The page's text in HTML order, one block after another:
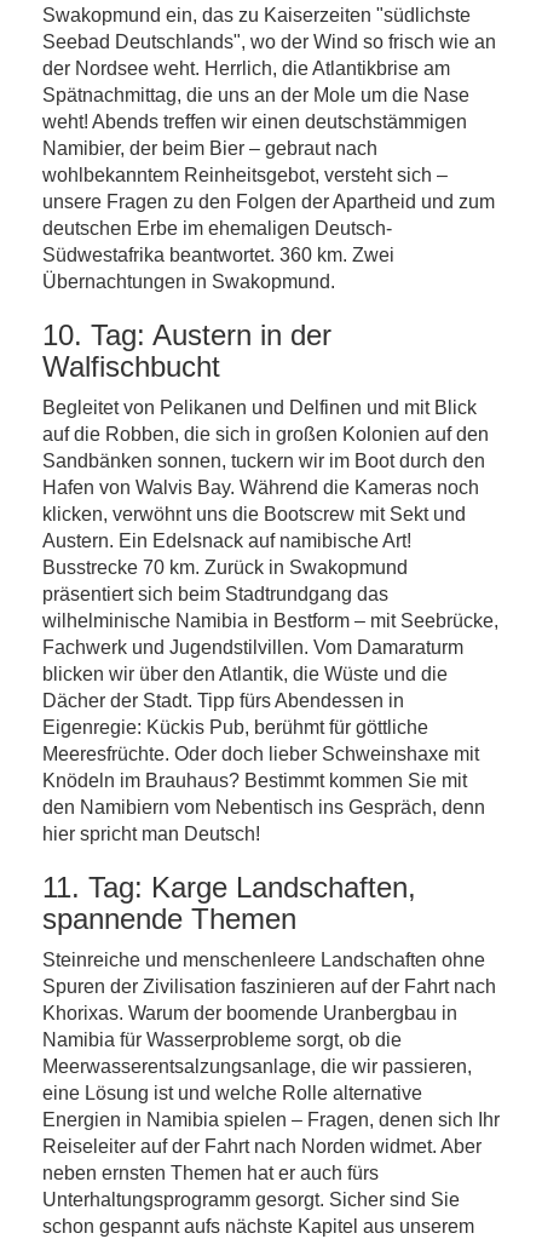
Swakopmund ein, das zu Kaiserzeiten "südlichste
Seebad Deutschlands", wo der Wind so frisch wie an
der Nordsee weht. Herrlich, die Atlantikbrise am
Spätnachmittag, die uns an der Mole um die Nase
weht! Abends treffen wir einen deutschstämmigen
Namibier, der beim Bier – gebraut nach
wohlbekanntem Reinheitsgebot, versteht sich –
unsere Fragen zu den Folgen der Apartheid und zum
deutschen Erbe im ehemaligen Deutsch-
Südwestafrika beantwortet. 360 km. Zwei
Übernachtungen in Swakopmund.
10. Tag: Austern in der
Walfischbucht
Begleitet von Pelikanen und Delfinen und mit Blick
auf die Robben, die sich in großen Kolonien auf den
Sandbänken sonnen, tuckern wir im Boot durch den
Hafen von Walvis Bay. Während die Kameras noch
klicken, verwöhnt uns die Bootscrew mit Sekt und
Austern. Ein Edelsnack auf namibische Art!
Busstrecke 70 km. Zurück in Swakopmund
präsentiert sich beim Stadtrundgang das
wilhelminische Namibia in Bestform – mit Seebrücke,
Fachwerk und Jugendstilvillen. Vom Damaraturm
blicken wir über den Atlantik, die Wüste und die
Dächer der Stadt. Tipp fürs Abendessen in
Eigenregie: Kückis Pub, berühmt für göttliche
Meeresfrüchte. Oder doch lieber Schweinshaxe mit
Knödeln im Brauhaus? Bestimmt kommen Sie mit
den Namibiern vom Nebentisch ins Gespräch, denn
hier spricht man Deutsch!
11. Tag: Karge Landschaften,
spannende Themen
Steinreiche und menschenleere Landschaften ohne
Spuren der Zivilisation faszinieren auf der Fahrt nach
Khorixas. Warum der boomende Uranbergbau in
Namibia für Wasserprobleme sorgt, ob die
Meerwasserentsalzungsanlage, die wir passieren,
eine Lösung ist und welche Rolle alternative
Energien in Namibia spielen – Fragen, denen sich Ihr
Reiseleiter auf der Fahrt nach Norden widmet. Aber
neben ernsten Themen hat er auch fürs
Unterhaltungsprogramm gesorgt. Sicher sind Sie
schon gespannt aufs nächste Kapitel aus unserem